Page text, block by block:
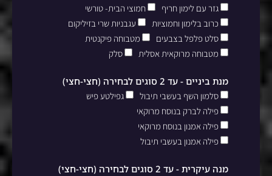
גזר עם לימון חריף
חמוצי הבית- טורשי
כרוב בלימון וחמוציות
עגבניות שרי בזיליקום
סלט פלפל בצבעים
מטבוחה פיקנטית
מטבוחה מרוקאית אסלית
סלק
מנת ביניים - עד 2 סוגים לבחירה (חצי-חצי)
סלמון השף בעשבי תיבול
גפילטע פיש
פילה לברק בנוסח מרוקאי
פילה אמנון בנוסח מרוקאי
פילה אמנון בעשבי תיבול
מנה עיקרית - עד 2 סוגים לבחירה (חצי-חצי)